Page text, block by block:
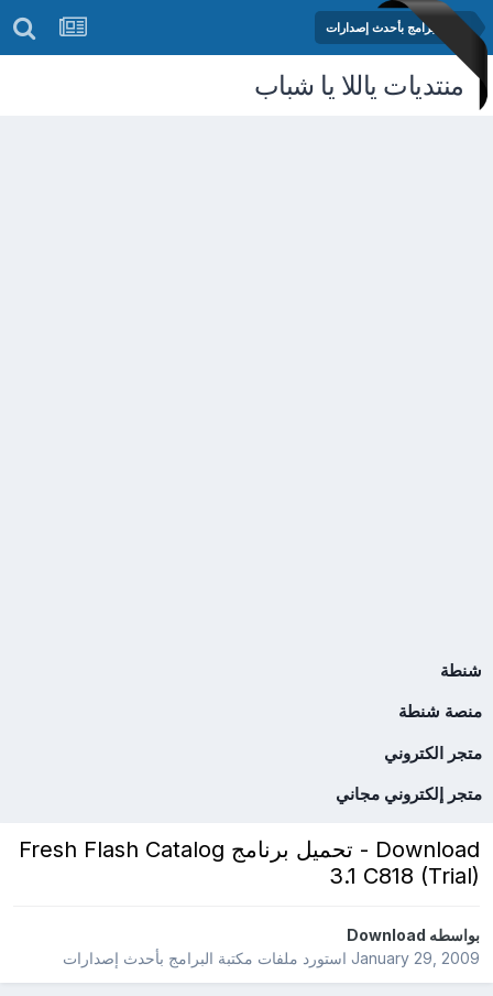
مكتبة البرامج بأحدث إصدارات
منتديات ياللا يا شباب
شنطة
منصة شنطة
متجر الكتروني
متجر إلكتروني مجاني
Download - تحميل برنامج Fresh Flash Catalog
3.1 C818 (Trial)
بواسطهDownload
January 29, 2009استورد ملفات مكتبة البرامج بأحدث إصدارات